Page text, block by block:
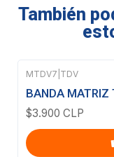
También
MTDV7 TDV
BANDA MATRIZ
$3.900 CLP